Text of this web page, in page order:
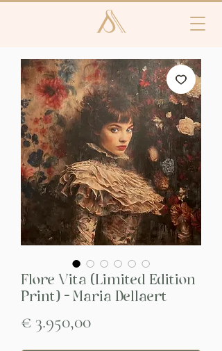
Flore Vita (Limited Edition
Print) - Maria Dellaert
€ 3.950,00Prijs